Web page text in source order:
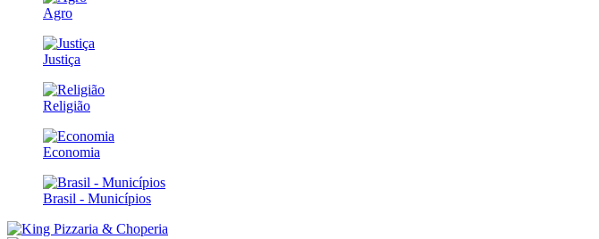
Agro
Justiça
Religião
Economia
Brasil - Municípios